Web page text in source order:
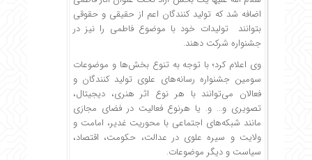
اضافه شد که تولید کنندگان اعم از حقیقی و حقوقی
بتوانند تولیدات خود با موضوع فاطمی را نیز در
جشنواره شرکت دهند.
وی اعلام کرد؛ با توجه به تنوع بخش‌ها و موضوعات
سومین جشنواره رسانه‌های علوی تولید کنندگان و
فعالان می‌توانند با هر نوع اثر هنری، دیجیتال،
تصویری و… و. یا هرنوع فعالیت در فضای مجازی
مانند شبکه‌های اجتماعی با محوریت غدیر، امامت و
ولایت و سیره علوی در عدالت، حکومت، اقتصاد،
سیاست و دیگر موضوعات.